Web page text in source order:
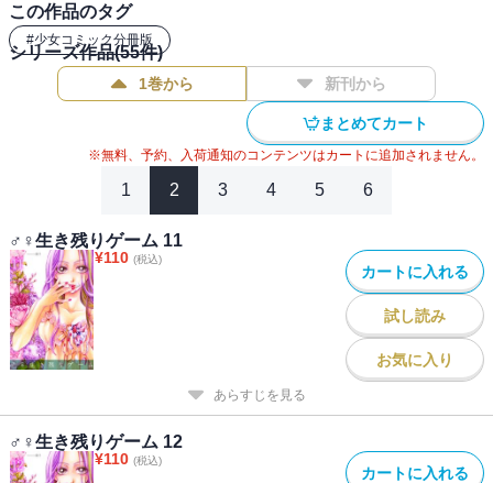
この作品のタグ
#少女コミック分冊版
シリーズ作品(55件)
1巻から 新刊から
まとめてカート
※無料、予約、入荷通知のコンテンツはカートに追加されません。
1 2 3 4 5 6
♂♀生き残りゲーム 11
¥110 (税込)
カートに入れる
試し読み
お気に入り
あらすじを見る
♂♀生き残りゲーム 12
¥110 (税込)
カートに入れる